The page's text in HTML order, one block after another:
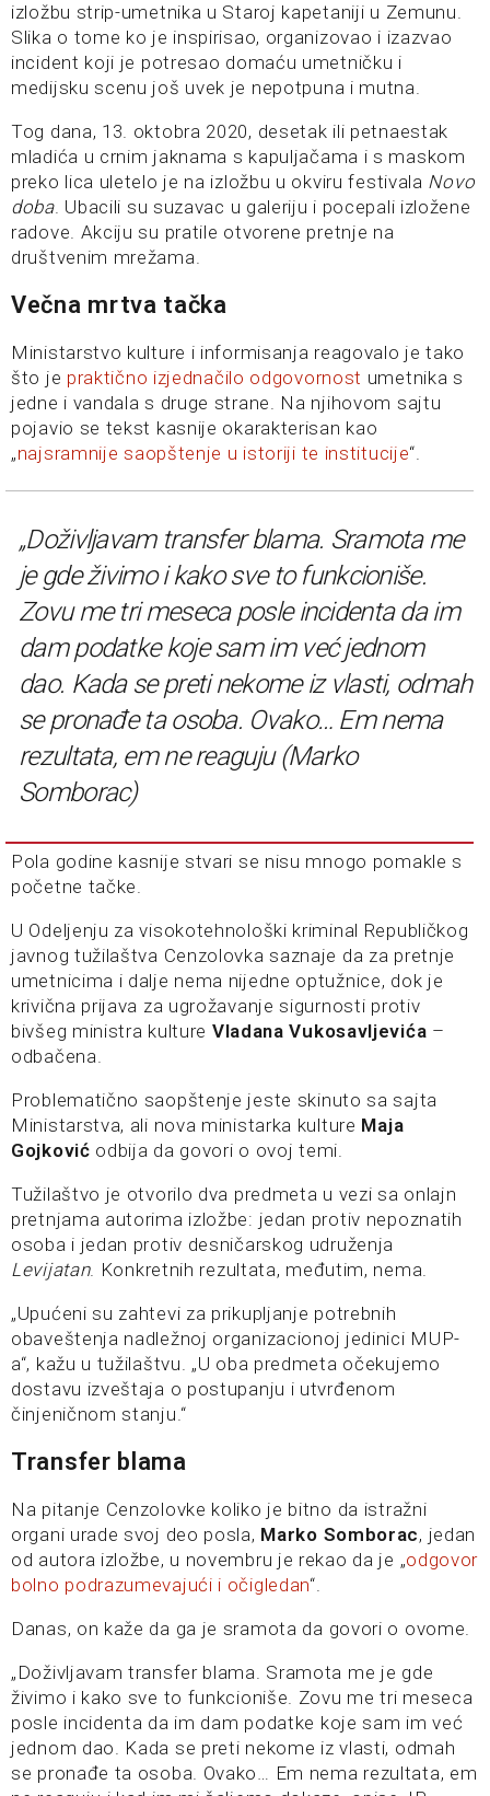
izložbu strip-umetnika u Staroj kapetaniji u Zemunu.
Slika o tome ko je inspirisao, organizovao i izazvao
incident koji je potresao domaću umetničku i
medijsku scenu još uvek je nepotpuna i mutna.
Tog dana, 13. oktobra 2020, desetak ili petnaestak
mladića u crnim jaknama s kapuljačama i s maskom
preko lica uletelo je na izložbu u okviru festivala Novo
doba. Ubacili su suzavac u galeriju i pocepali izložene
radove. Akciju su pratile otvorene pretnje na
društvenim mrežama.
Večna mrtva tačka
Ministarstvo kulture i informisanja reagovalo je tako
što je praktično izjednačilo odgovornost umetnika s
jedne i vandala s druge strane. Na njihovom sajtu
pojavio se tekst kasnije okarakterisan kao
„najsramnije saopštenje u istoriji te institucije“.
„Doživljavam transfer blama. Sramota me
je gde živimo i kako sve to funkcioniše.
Zovu me tri meseca posle incidenta da im
dam podatke koje sam im već jednom
dao. Kada se preti nekome iz vlasti, odmah
se pronađe ta osoba. Ovako… Em nema
rezultata, em ne reaguju (Marko
Somborac)
Pola godine kasnije stvari se nisu mnogo pomakle s
početne tačke.
U Odeljenju za visokotehnološki kriminal Republičkog
javnog tužilaštva Cenzolovka saznaje da za pretnje
umetnicima i dalje nema nijedne optužnice, dok je
krivična prijava za ugrožavanje sigurnosti protiv
bivšeg ministra kulture Vladana Vukosavljevića –
odbačena.
Problematično saopštenje jeste skinuto sa sajta
Ministarstva, ali nova ministarka kulture Maja
Gojković odbija da govori o ovoj temi.
Tužilaštvo je otvorilo dva predmeta u vezi sa onlajn
pretnjama autorima izložbe: jedan protiv nepoznatih
osoba i jedan protiv desničarskog udruženja
Levijatan. Konkretnih rezultata, međutim, nema.
„Upućeni su zahtevi za prikupljanje potrebnih
obaveštenja nadležnoj organizacionoj jedinici MUP-
a“, kažu u tužilaštvu. „U oba predmeta očekujemo
dostavu izveštaja o postupanju i utvrđenom
činjeničnom stanju.“
Transfer blama
Na pitanje Cenzolovke koliko je bitno da istražni
organi urade svoj deo posla, Marko Somborac, jedan
od autora izložbe, u novembru je rekao da je „odgovor
bolno podrazumevajući i očigledan“.
Danas, on kaže da ga je sramota da govori o ovome.
„Doživljavam transfer blama. Sramota me je gde
živimo i kako sve to funkcioniše. Zovu me tri meseca
posle incidenta da im dam podatke koje sam im već
jednom dao. Kada se preti nekome iz vlasti, odmah
se pronađe ta osoba. Ovako… Em nema rezultata, em